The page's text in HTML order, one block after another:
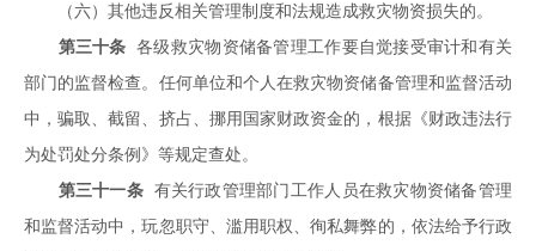
（六）其他违反相关管理制度和法规造成救灾物资损失的。
第三十条 各级救灾物资储备管理工作要自觉接受审计和有关
部门的监督检查。任何单位和个人在救灾物资储备管理和监督活动
中，骗取、截留、挤占、挪用国家财政资金的，根据《财政违法行
为处罚处分条例》等规定查处。
第三十一条有关行政管理部门工作人员在救灾物资储备管理
和监督活动中，玩忽职守、滥用职权、徇私舞弊的，依法给予行政